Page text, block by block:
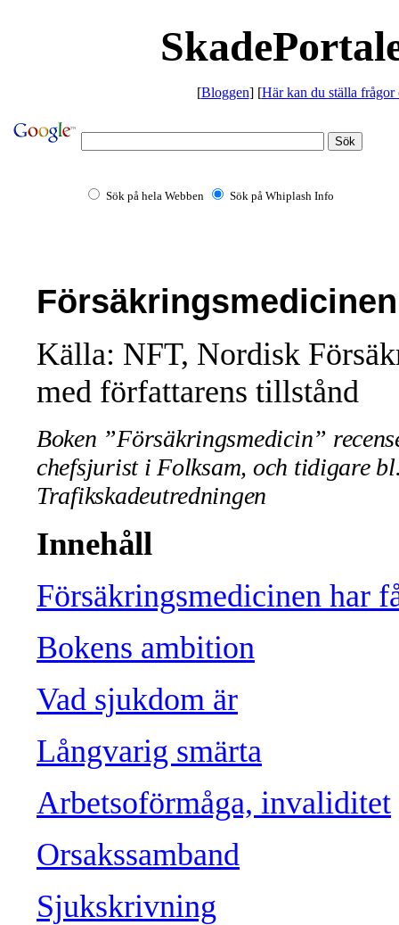
[Bloggen] [Här kan du ställa frågor
Sök på hela Webben Sök på Whiplash Info
Källa: NFT, Nordisk
med författarens tillstånd
Boken ”Försäkringsmedicin”
chefsjurist i Folksam, och tidigare
Trafikskadeutredningen
Innehåll
Försäkringsmedicinen har
Bokens ambition
Vad sjukdom är
Långvarig smärta
Arbetsoförmåga, invaliditet
Orsakssamband
Sjukskrivning